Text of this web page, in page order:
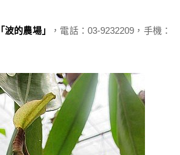
「波的農場」
，電話：03-9232209，手機：